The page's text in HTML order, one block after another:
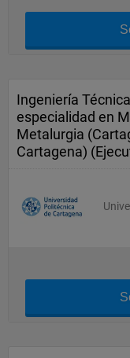
Ingeniería
especialidad en
Metalurgia
Cartagena)